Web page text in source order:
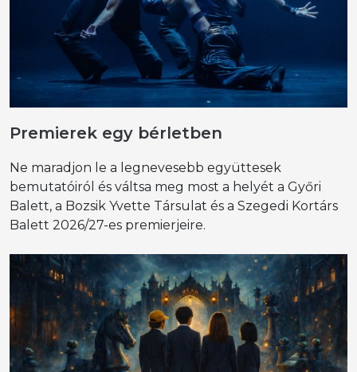
Premierek egy bérletben
Ne maradjon le a legnevesebb együttesek
bemutatóiról és váltsa meg most a helyét a Győri
Balett, a Bozsik Yvette Társulat és a Szegedi Kortárs
Balett 2026/27-es premierjeire.